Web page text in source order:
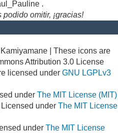
.
omitir, ¡gracias!
| These icons are
Attribution 3.0 License
licensed under GNU LGPLv3
under The MIT License (MIT)
under The MIT License
under The MIT License